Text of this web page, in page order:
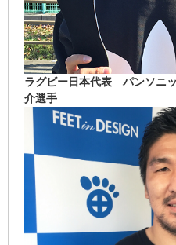
ラグビー日本代表 パンソ
介選手